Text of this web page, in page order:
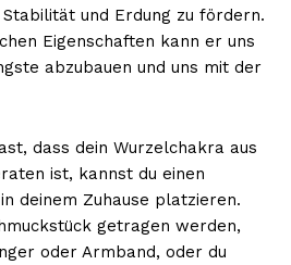
und Erdung zu fördern.
Eigenschaften kann er uns
abzubauen und uns mit der
dass dein Wurzelchakra aus
ist, kannst du einen
deinem Zuhause platzieren.
getragen werden,
oder Armband, oder du